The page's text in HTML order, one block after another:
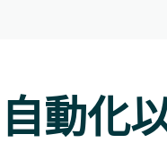
自動化